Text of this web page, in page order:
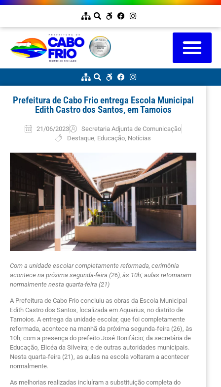
Prefeitura de Cabo Frio entrega Escola Municipal
Edith Castro dos Santos, em Tamoios
21/06/2023
Secretaria Adjunta de Comunicação
Destaque, Educação, Notícias
Com a unidade escolar completamente reformada, cerimônia
acontece na próxima segunda-feira (26), às 10h; aulas retornaram
normalmente nesta quarta-feira (21)
A Prefeitura de Cabo Frio concluiu as obras da Escola Municipal
Edith Castro dos Santos, localizada em Aquarius, no distrito de
Tamoios. A entrega da unidade escolar, que foi completamente
reformada, acontece na manhã da próxima segunda-feira (26), às
10h, com a presença do prefeito José Bonifácio; da secretária de
Educação, Elicéa da Silveira; e de outras autoridades municipais.
Nesta quarta-feira (21), as aulas na escola voltaram a acontecer
normalmente.
As melhorias realizadas incluíram a substituição completa do